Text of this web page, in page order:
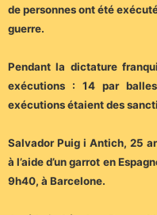
de personnes ont été
guerre.
Pendant la dictature
exécutions : 14 par
exécutions étaient des
Salvador Puig i Antich, 25
à l’aide d’un garrot en
9h40, à Barcelone.